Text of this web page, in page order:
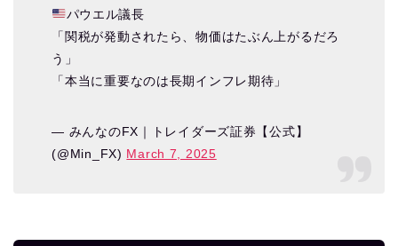
パウエル議長
「関税が発動されたら、物価はたぶん上がるだろ
う」
「本当に重要なのは長期インフレ期待」
— みんなのFX｜トレイダーズ証券【公式】
(@Min_FX) March 7, 2025